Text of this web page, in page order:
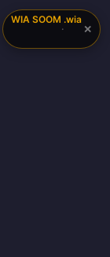
WIA SOOM
·
.wia
✕